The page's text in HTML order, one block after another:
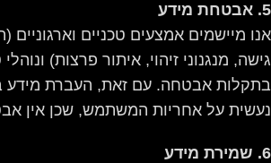
5. אבטחת מידע
אנו מיישמים אמצעים טכניים וארגוניים
גישה, מנגנוני זיהוי, איתור פרצות) ונוהלי
בתקלות אבטחה. עם זאת, העברת מידע
נעשית על אחריות המשתמש, שכן אין
6. שמירת מידע